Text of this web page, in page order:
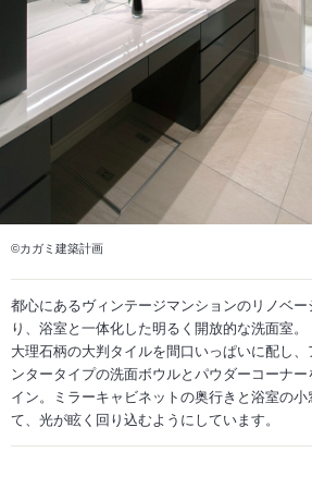
©カガミ建築計画
都心にあるヴィンテージマンションのリノベー
り、浴室と一体化した明るく開放的な洗面室。
大理石柄の大判タイルを間口いっぱいに配し、
ンタータイプの洗面ボウルとパウダーコーナ
イン。ミラーキャビネットの奥行きと浴室の小
て、光が眩く回り込むようにしています。